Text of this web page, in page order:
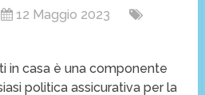
12 Maggio 2023
in casa è una componente
politica assicurativa per la